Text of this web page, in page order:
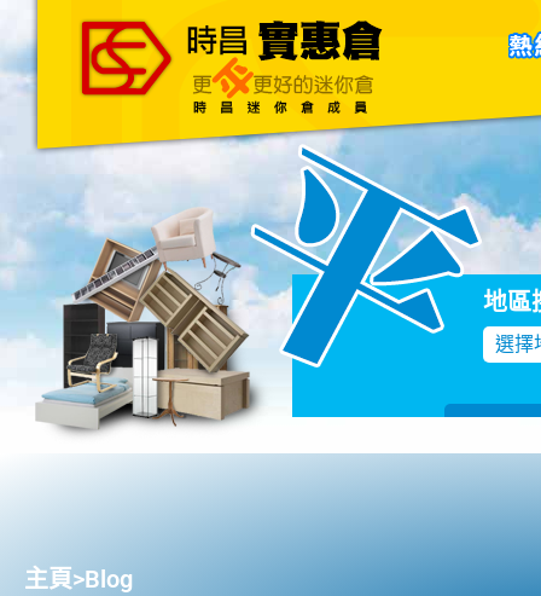
主頁 關於我們 聯絡我們
地區
選擇
主頁>Blog